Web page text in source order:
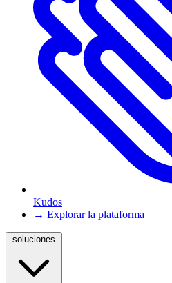
Kudos
→ Explorar la plataforma